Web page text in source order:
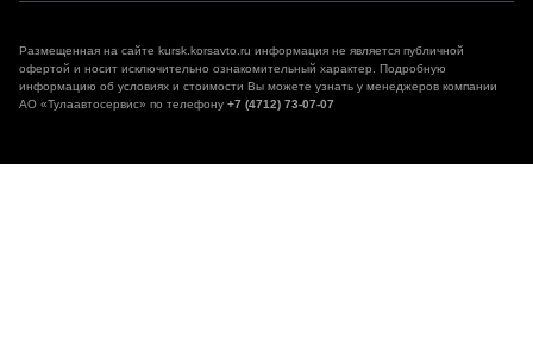
Размещенная на сайте kursk.korsavto.ru информация не является публичной
офертой и носит исключительно ознакомительный характер. Подробную
информацию об условиях и стоимости Вы можете узнать у менеджеров компании
АО «Тулаавтосервис» по телефону +7 (4712) 73-07-07